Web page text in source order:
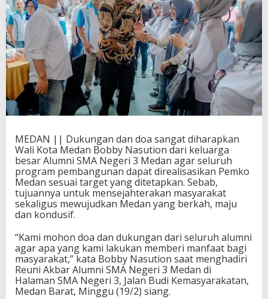
MEDAN || Dukungan dan doa sangat diharapkan
Wali Kota Medan Bobby Nasution dari keluarga
besar Alumni SMA Negeri 3 Medan agar seluruh
program pembangunan dapat direalisasikan Pemko
Medan sesuai target yang ditetapkan. Sebab,
tujuannya untuk mensejahterakan masyarakat
sekaligus mewujudkan Medan yang berkah, maju
dan kondusif.
“Kami mohon doa dan dukungan dari seluruh alumni
agar apa yang kami lakukan memberi manfaat bagi
masyarakat,” kata Bobby Nasution saat menghadiri
Reuni Akbar Alumni SMA Negeri 3 Medan di
Halaman SMA Negeri 3, Jalan Budi Kemasyarakatan,
Medan Barat, Minggu (19/2) siang.